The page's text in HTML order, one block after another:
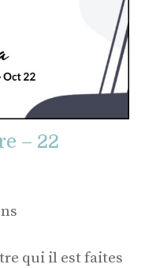
– 22
qui il est faites